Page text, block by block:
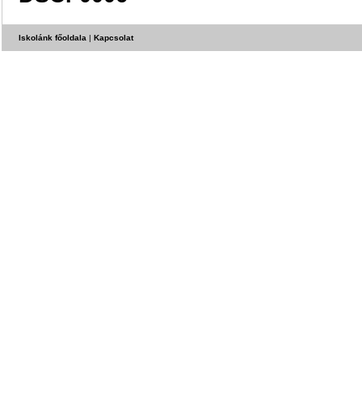
Iskolánk főoldala | Kapcsolat